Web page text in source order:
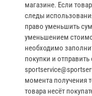
магазине. Если
следы
право уменьшить
уменьшением
необходимо
покупки и отправить
момента получения
товара несёт